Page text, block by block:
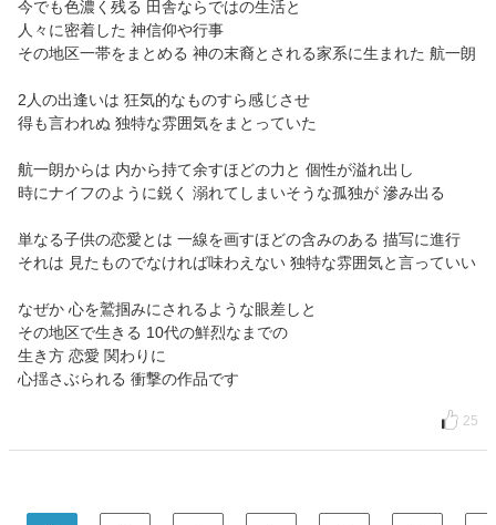
今でも色濃く残る 田舎ならではの生活と
人々に密着した 神信仰や行事
その地区一帯をまとめる 神の末裔とされる家系に生まれた 航一朗
2人の出逢いは 狂気的なものすら感じさせ
得も言われぬ 独特な雰囲気をまとっていた
航一朗からは 内から持て余すほどの力と 個性が溢れ出し
時にナイフのように鋭く 溺れてしまいそうな孤独が 滲み出る
単なる子供の恋愛とは 一線を画すほどの含みのある 描写に進行
それは 見たものでなければ味わえない 独特な雰囲気と言っていい
なぜか 心を鷲掴みにされるような眼差しと
その地区で生きる 10代の鮮烈なまでの
生き方 恋愛 関わりに
心揺さぶられる 衝撃の作品です
25